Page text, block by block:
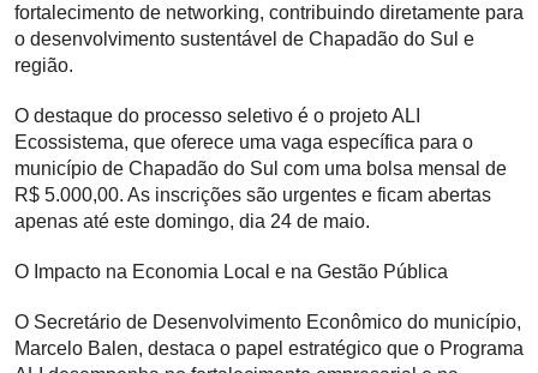
fortalecimento de networking, contribuindo diretamente para
o desenvolvimento sustentável de Chapadão do Sul e
região.
O destaque do processo seletivo é o projeto ALI
Ecossistema, que oferece uma vaga específica para o
município de Chapadão do Sul com uma bolsa mensal de
R$ 5.000,00. As inscrições são urgentes e ficam abertas
apenas até este domingo, dia 24 de maio.
O Impacto na Economia Local e na Gestão Pública
O Secretário de Desenvolvimento Econômico do município,
Marcelo Balen, destaca o papel estratégico que o Programa